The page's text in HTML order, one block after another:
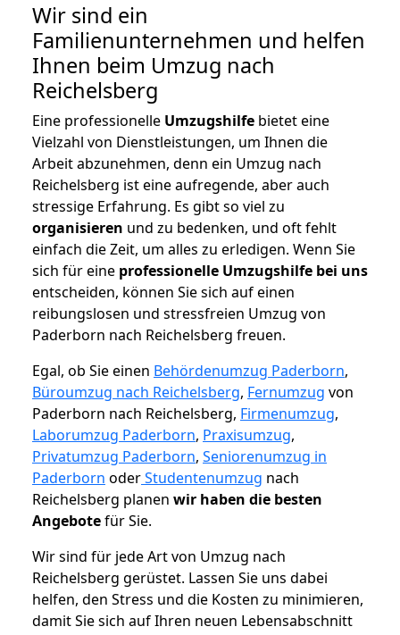
Wir sind ein
Familienunternehmen und helfen
Ihnen beim Umzug nach
Reichelsberg
Eine professionelle Umzugshilfe bietet eine
Vielzahl von Dienstleistungen, um Ihnen die
Arbeit abzunehmen, denn ein Umzug nach
Reichelsberg ist eine aufregende, aber auch
stressige Erfahrung. Es gibt so viel zu
organisieren und zu bedenken, und oft fehlt
einfach die Zeit, um alles zu erledigen. Wenn Sie
sich für eine professionelle Umzugshilfe bei uns
entscheiden, können Sie sich auf einen
reibungslosen und stressfreien Umzug von
Paderborn nach Reichelsberg freuen.
Egal, ob Sie einen Behördenumzug Paderborn,
Büroumzug nach Reichelsberg, Fernumzug von
Paderborn nach Reichelsberg, Firmenumzug,
Laborumzug Paderborn, Praxisumzug,
Privatumzug Paderborn, Seniorenumzug in
Paderborn oderStudentenumzug nach
Reichelsberg planen wir haben die besten
Angebotefür Sie.
Wir sind für jede Art von Umzug nach
Reichelsberg gerüstet. Lassen Sie uns dabei
helfen, den Stress und die Kosten zu minimieren,
damit Sie sich auf Ihren neuen Lebensabschnitt